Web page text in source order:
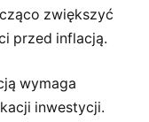
zwiększyć
przed inflacją.
wymaga
inwestycji.